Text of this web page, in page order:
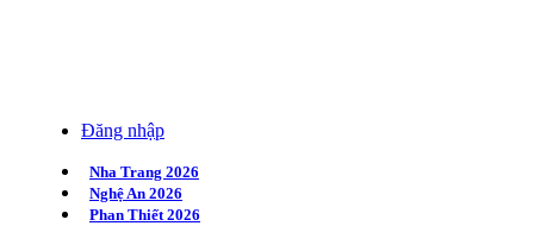
Đăng nhập
Nha Trang 2026
Nghệ An 2026
Phan Thiết 2026